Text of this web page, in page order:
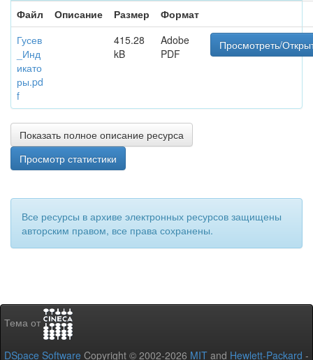
Файл
Описание Размер
Формат
Гусев
_Инд
икато
ры.pd
f
415.28
kB
Adobe
PDF
Просмотреть/
Показать полное описание ресурса
Просмотр статистики
Все ресурсы в архиве электронных ресурсов защищены
авторским правом, все права сохранены.
Тема от
DSpace Software Copyright © 2002-2026 MIT and Hewlett-Packard -